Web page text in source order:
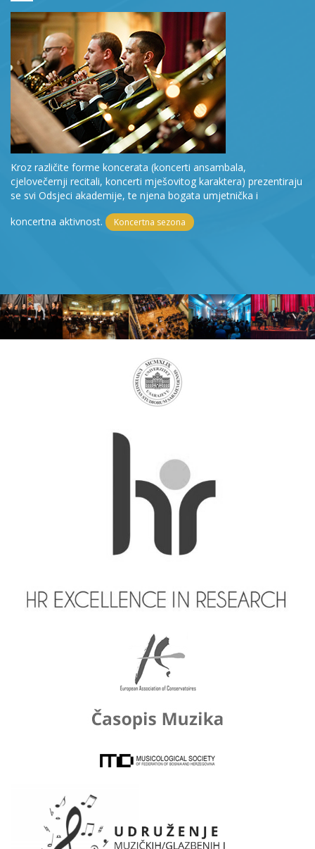
Kroz različite forme koncerata (koncerti ansambala,
cjelovečernji recitali, koncerti mješovitog karaktera) prezentiraju
se svi Odsjeci akademije, te njena bogata umjetnička i
koncertna aktivnost.
Koncertna sezona